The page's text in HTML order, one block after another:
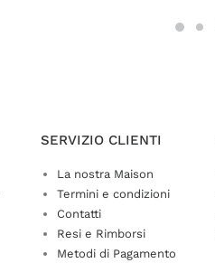
SERVIZIO CLIENTI
La nostra Maison
Termini e condizioni
Contatti
Resi e Rimborsi
Metodi di Pagamento